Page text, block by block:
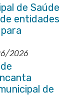
de Saúde
entidades
do
2030
2026
de